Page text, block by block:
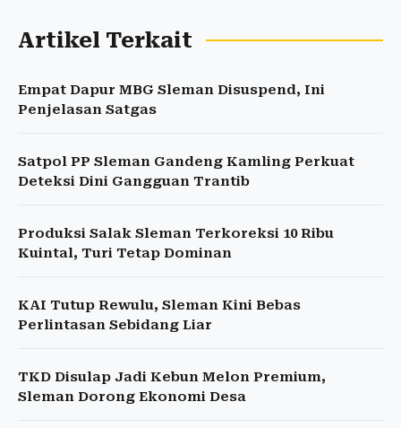
Artikel Terkait
Empat Dapur MBG Sleman Disuspend, Ini
Penjelasan Satgas
Satpol PP Sleman Gandeng Kamling Perkuat
Deteksi Dini Gangguan Trantib
Produksi Salak Sleman Terkoreksi 10 Ribu
Kuintal, Turi Tetap Dominan
KAI Tutup Rewulu, Sleman Kini Bebas
Perlintasan Sebidang Liar
TKD Disulap Jadi Kebun Melon Premium,
Sleman Dorong Ekonomi Desa